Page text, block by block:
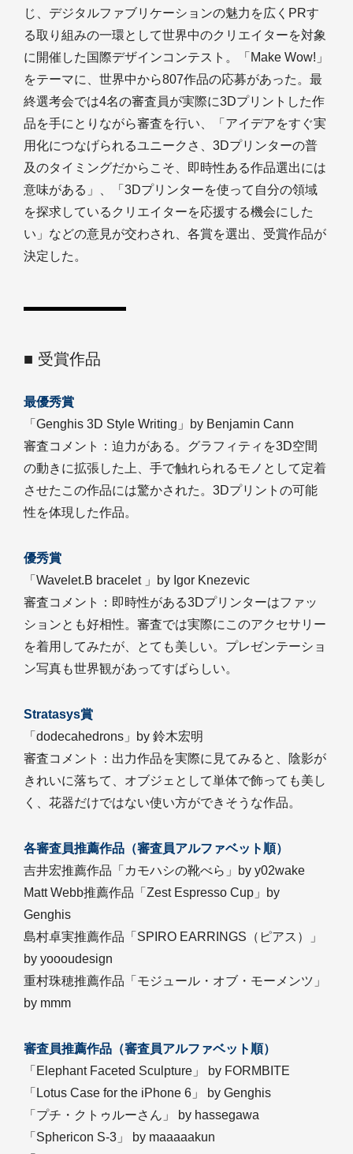
じ、デジタルファブリケーションの魅力を広くPRす
る取り組みの一環として世界中のクリエイターを対象
に開催した国際デザインコンテスト。「Make Wow!」
をテーマに、世界中から807作品の応募があった。最
終選考会では4名の審査員が実際に3Dプリントした作
品を手にとりながら審査を行い、「アイデアをすぐ実
用化につなげられるユニークさ、3Dプリンターの普
及のタイミングだからこそ、即時性ある作品選出には
意味がある」、「3Dプリンターを使って自分の領域
を探求しているクリエイターを応援する機会にした
い」などの意見が交わされ、各賞を選出、受賞作品が
決定した。
■ 受賞作品
最優秀賞
「Genghis 3D Style Writing」by Benjamin Cann
審査コメント：迫力がある。グラフィティを3D空間
の動きに拡張した上、手で触れられるモノとして定着
させたこの作品には驚かされた。3Dプリントの可能
性を体現した作品。
優秀賞
「Wavelet.B bracelet 」by Igor Knezevic
審査コメント：即時性がある3Dプリンターはファッ
ションとも好相性。審査では実際にこのアクセサリー
を着用してみたが、とても美しい。プレゼンテーショ
ン写真も世界観があってすばらしい。
Stratasys賞
「dodecahedrons」by 鈴木宏明
審査コメント：出力作品を実際に見てみると、陰影が
きれいに落ちて、オブジェとして単体で飾っても美し
く、花器だけではない使い方ができそうな作品。
各審査員推薦作品（審査員アルファベット順）
吉井宏推薦作品「カモハシの靴べら」by y02wake
Matt Webb推薦作品「Zest Espresso Cup」by
Genghis
島村卓実推薦作品「SPIRO EARRINGS（ピアス）」
by yoooudesign
重村珠穂推薦作品「モジュール・オブ・モーメンツ」
by mmm
審査員推薦作品（審査員アルファベット順）
「Elephant Faceted Sculpture」 by FORMBITE
「Lotus Case for the iPhone 6」 by Genghis
「プチ・クトゥルーさん」 by hassegawa
「Sphericon S-3」 by maaaaakun